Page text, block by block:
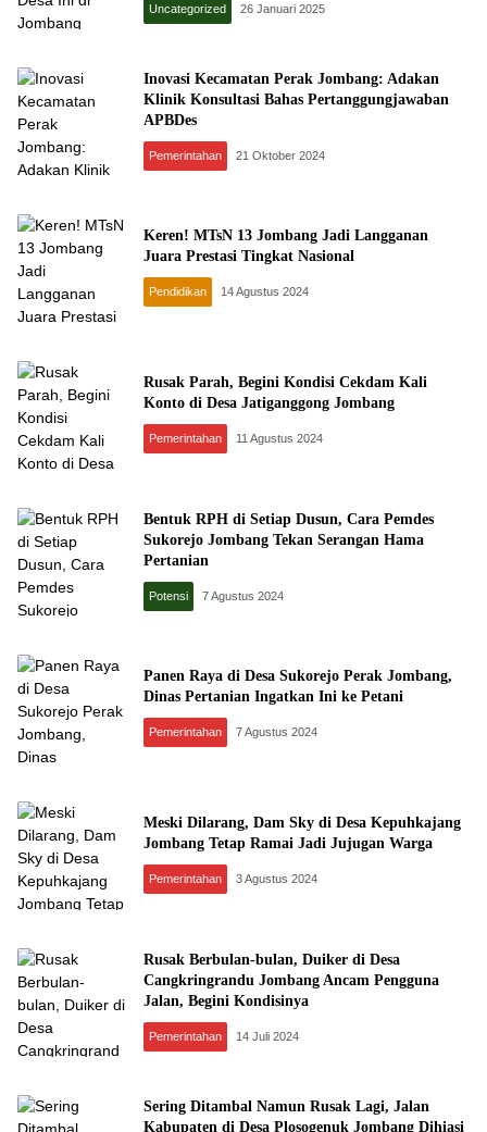
Uncategorized 26 Januari 2025
Inovasi Kecamatan Perak Jombang: Adakan
Klinik Konsultasi Bahas Pertanggungjawaban
APBDes
Pemerintahan 21 Oktober 2024
Keren! MTsN 13 Jombang Jadi Langganan
Juara Prestasi Tingkat Nasional
Pendidikan 14 Agustus 2024
Rusak Parah, Begini Kondisi Cekdam Kali
Konto di Desa Jatiganggong Jombang
Pemerintahan 11 Agustus 2024
Bentuk RPH di Setiap Dusun, Cara Pemdes
Sukorejo Jombang Tekan Serangan Hama
Pertanian
Potensi 7 Agustus 2024
Panen Raya di Desa Sukorejo Perak Jombang,
Dinas Pertanian Ingatkan Ini ke Petani
Pemerintahan 7 Agustus 2024
Meski Dilarang, Dam Sky di Desa Kepuhkajang
Jombang Tetap Ramai Jadi Jujugan Warga
Pemerintahan 3 Agustus 2024
Rusak Berbulan-bulan, Duiker di Desa
Cangkringrandu Jombang Ancam Pengguna
Jalan, Begini Kondisinya
Pemerintahan 14 Juli 2024
Sering Ditambal Namun Rusak Lagi, Jalan
Kabupaten di Desa Plosogenuk Jombang Dihiasi